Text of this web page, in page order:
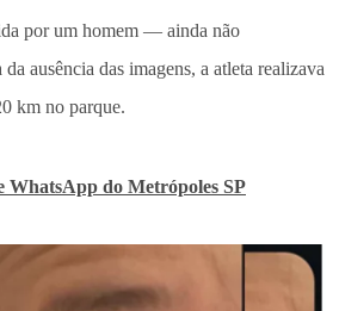
por um homem — ainda não
ausência das imagens, a atleta realizava
km no parque.
WhatsApp do Metrópoles SP